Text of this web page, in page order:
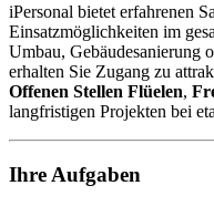
iPersonal bietet erfahrenen
Einsatzmöglichkeiten im
Umbau, Gebäudesanierung
erhalten Sie Zugang zu
Offenen Stellen Flüelen,
langfristigen Projekten bei
Ihre Aufgaben